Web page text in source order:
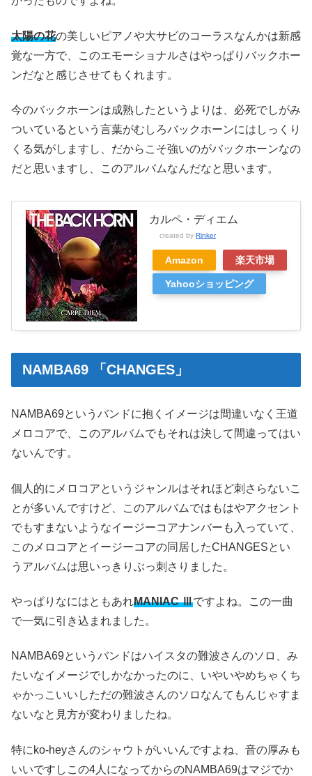
太陽の花の美しいピアノや大サビのコーラスなんかは新感
覚な一方で、このエモーショナルさはやっぱりバックホー
ンだなと感じさせてもくれます。
今のバックホーンは成熟したというよりは、必死でしがみ
ついているという言葉がむしろバックホーンにはしっくり
くる気がしますし、だからこそ強いのがバックホーンなの
だと思いますし、このアルバムなんだなと思います。
カルペ・ディエム
created by Rinker
Amazon 楽天市場
Yahooショッピング
NAMBA69 「CHANGES」
NAMBA69というバンドに抱くイメージは間違いなく王道
メロコアで、このアルバムでもそれは決して間違ってはい
ないんです。
個人的にメロコアというジャンルはそれほど刺さらないこ
とが多いんですけど、このアルバムではもはやアクセント
でもすまないようなイージーコアナンバーも入っていて、
このメロコアとイージーコアの同居したCHANGESとい
うアルバムは思いっきりぶっ刺さりました。
やっぱりなにはともあれMANIAC Ⅲですよね。この一曲
で一気に引き込まれました。
NAMBA69というバンドはハイスタの難波さんのソロ、み
たいなイメージでしかなかったのに、いやいやめちゃくち
ゃかっこいいしただの難波さんのソロなんてもんじゃすま
ないなと見方が変わりましたね。
特にko-heyさんのシャウトがいいんですよね、音の厚みも
いいですしこの4人になってからのNAMBA69はマジでか